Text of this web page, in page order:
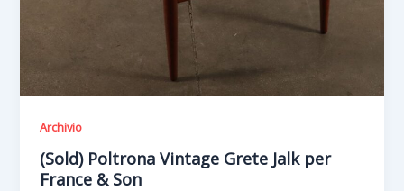
Archivio
(Sold) Poltrona Vintage Grete Jalk per
France & Son